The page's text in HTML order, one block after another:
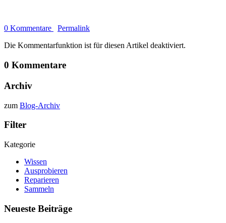
0 Kommentare
Permalink
Die Kommentarfunktion ist für diesen Artikel deaktiviert.
0 Kommentare
Archiv
zum Blog-Archiv
Filter
Kategorie
Wissen
Ausprobieren
Reparieren
Sammeln
Neueste Beiträge